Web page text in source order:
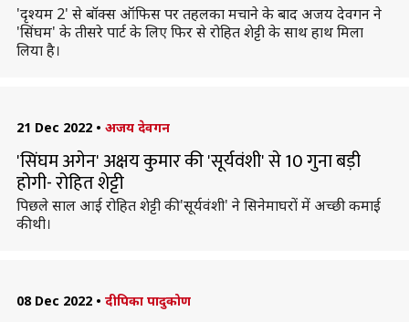
'दृश्यम 2' से बॉक्स ऑफिस पर तहलका मचाने के बाद अजय देवगन ने
'सिंघम' के तीसरे पार्ट के लिए फिर से रोहित शेट्टी के साथ हाथ मिला
लिया है।
21 Dec 2022 • अजय देवगन
'सिंघम अगेन' अक्षय कुमार की 'सूर्यवंशी' से 10 गुना बड़ी
होगी- रोहित शेट्टी
पिछले साल आई रोहित शेट्टी की 'सूर्यवंशी' ने सिनेमाघरों में अच्छी कमाई
की थी।
08 Dec 2022 • दीपिका पादुकोण